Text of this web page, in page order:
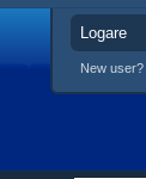
Logare
New user?